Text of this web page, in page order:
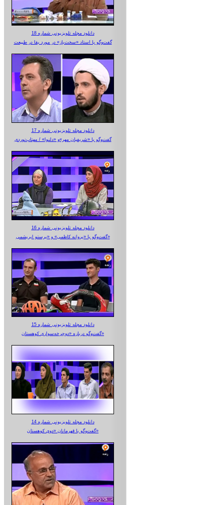
دانلود مجله تلویزیونی شماره 18
گفت‌وگو با استاد «سخت‌باز» در مورد بقا در طبیعت
دانلود مجله تلویزیونی شماره 17
گفت‌وگو با «شریفیان مهر»‌و «دلنوا» / مهتاب‌نوردی
دانلود مجله تلویزیونی شماره 16
گفت‌وگو با «پروانه کاظمی» و «پرستو‌ ابریشمی»
دانلود مجله تلویزیونی شماره 15
گفت‌وگو درباره «دوچرخه‌سواری کوهستان»
دانلود مجله تلویزیونی شماره 14
گفت‌وگو با قهرمانان «دوی کوهستان»